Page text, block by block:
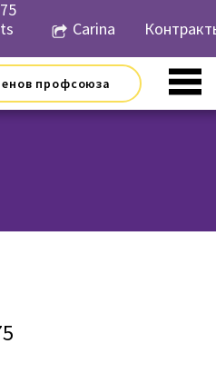
Carina
профсоюза